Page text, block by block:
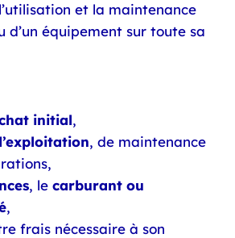
et la maintenance
d’un équipement sur toute sa
initial,
, de maintenance
, le carburant ou
,
frais nécessaire à son